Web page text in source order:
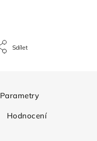
Sdílet
Parametry
Hodnocení